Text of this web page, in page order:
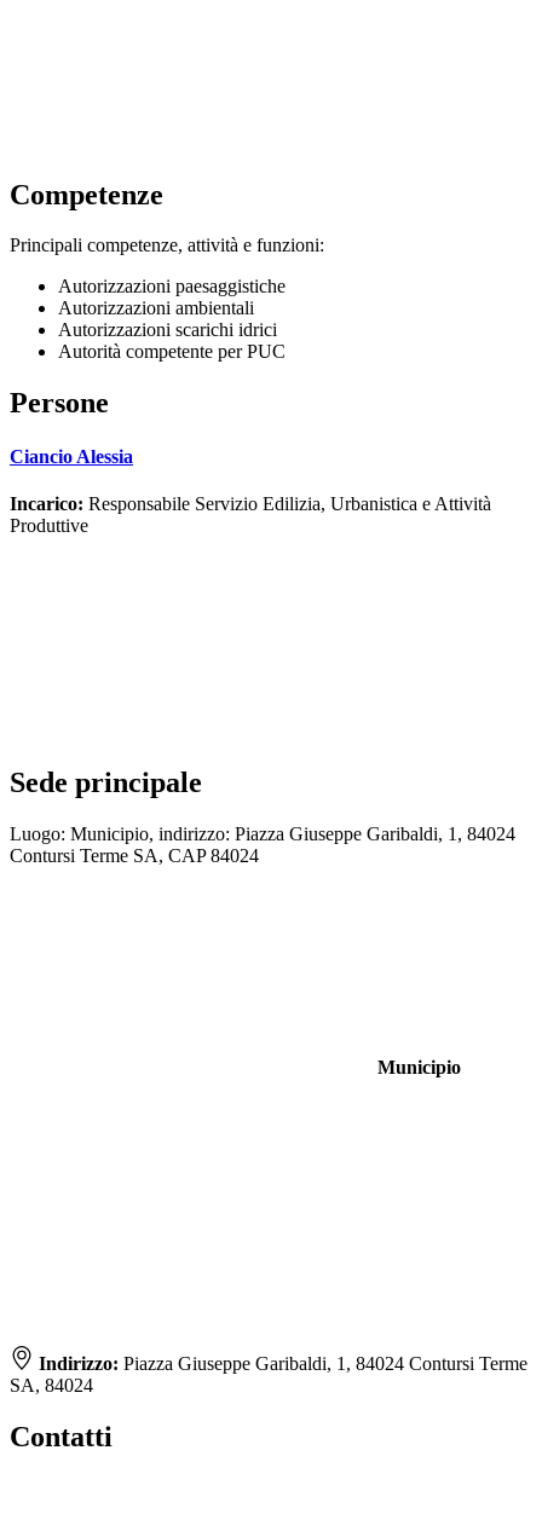
Competenze
Principali competenze, attività e funzioni:
Autorizzazioni paesaggistiche
Autorizzazioni ambientali
Autorizzazioni scarichi idrici
Autorità competente per PUC
Persone
Ciancio Alessia
Incarico: Responsabile Servizio Edilizia, Urbanistica e Attività
Produttive
Sede principale
Luogo: Municipio, indirizzo: Piazza Giuseppe Garibaldi, 1, 84024
Contursi Terme SA, CAP 84024
Municipio
Indirizzo: Piazza Giuseppe Garibaldi, 1, 84024 Contursi Terme
SA, 84024
Contatti